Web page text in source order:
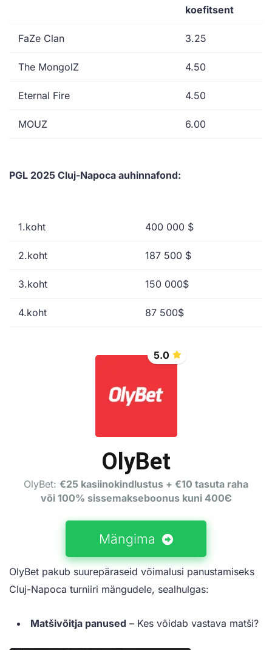
koefitsent
FaZe Clan 3.25
The MongolZ 4.50
Eternal Fire 4.50
MOUZ 6.00
PGL 2025 Cluj-Napoca auhinnafond:
1.koht 400 000 $
2.koht 187 500 $
3.koht 150 000$
4.koht 87 500$
5.0
OlyBet
OlyBet: €25 kasiinokindlustus + €10 tasuta raha
või 100% sissemakseboonus kuni 400Є
Mängima
OlyBet pakub suurepäraseid võimalusi panustamiseks
Cluj-Napoca turniiri mängudele, sealhulgas:
Matšivõitja panused – Kes võidab vastava matši?